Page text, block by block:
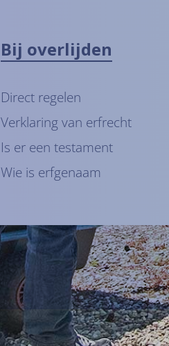
Bij overlijden
Direct regelen
Verklaring van erfrecht
Is er een testament
Wie is erfgenaam